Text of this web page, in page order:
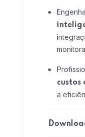
custos
a